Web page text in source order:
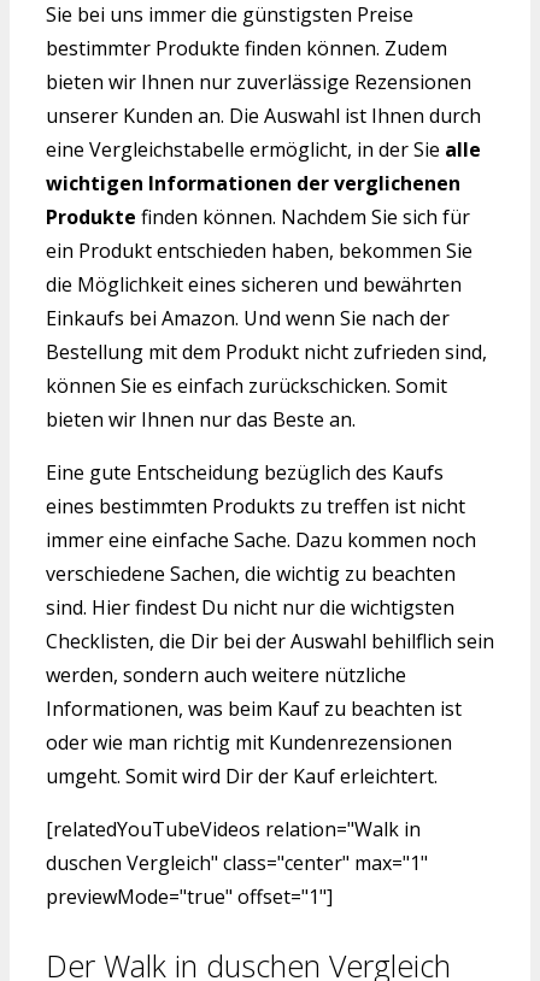
Sie bei uns immer die günstigsten Preise
bestimmter Produkte finden können. Zudem
bieten wir Ihnen nur zuverlässige Rezensionen
unserer Kunden an. Die Auswahl ist Ihnen durch
eine Vergleichstabelle ermöglicht, in der Sie alle
wichtigen Informationen der verglichenen
Produkte finden können. Nachdem Sie sich für
ein Produkt entschieden haben, bekommen Sie
die Möglichkeit eines sicheren und bewährten
Einkaufs bei Amazon. Und wenn Sie nach der
Bestellung mit dem Produkt nicht zufrieden sind,
können Sie es einfach zurückschicken. Somit
bieten wir Ihnen nur das Beste an.
Eine gute Entscheidung bezüglich des Kaufs
eines bestimmten Produkts zu treffen ist nicht
immer eine einfache Sache. Dazu kommen noch
verschiedene Sachen, die wichtig zu beachten
sind. Hier findest Du nicht nur die wichtigsten
Checklisten, die Dir bei der Auswahl behilflich sein
werden, sondern auch weitere nützliche
Informationen, was beim Kauf zu beachten ist
oder wie man richtig mit Kundenrezensionen
umgeht. Somit wird Dir der Kauf erleichtert.
[relatedYouTubeVideos relation="Walk in
duschen Vergleich" class="center" max="1"
previewMode="true" offset="1"]
Der Walk in duschen Vergleich